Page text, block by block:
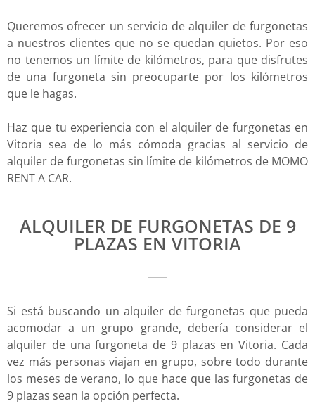
Queremos ofrecer un servicio de alquiler de furgonetas
a nuestros clientes que no se quedan quietos. Por eso
no tenemos un límite de kilómetros, para que disfrutes
de una furgoneta sin preocuparte por los kilómetros
que le hagas.
Haz que tu experiencia con el alquiler de furgonetas en
Vitoria sea de lo más cómoda gracias al servicio de
alquiler de furgonetas sin límite de kilómetros de MOMO
RENT A CAR.
ALQUILER DE FURGONETAS DE 9
PLAZAS EN VITORIA
Si está buscando un alquiler de furgonetas que pueda
acomodar a un grupo grande, debería considerar el
alquiler de una furgoneta de 9 plazas en Vitoria. Cada
vez más personas viajan en grupo, sobre todo durante
los meses de verano, lo que hace que las furgonetas de
9 plazas sean la opción perfecta.